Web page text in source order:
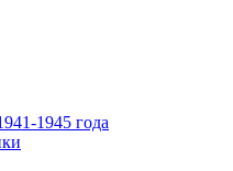
1945 года